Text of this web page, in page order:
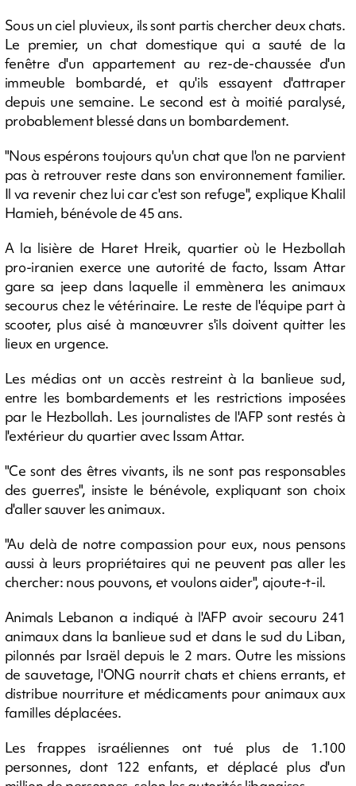
Sous un ciel pluvieux, ils sont partis chercher deux chats.
Le premier, un chat domestique qui a sauté de la
fenêtre d'un appartement au rez-de-chaussée d'un
immeuble bombardé, et qu'ils essayent d'attraper
depuis une semaine. Le second est à moitié paralysé,
probablement blessé dans un bombardement.
"Nous espérons toujours qu'un chat que l'on ne parvient
pas à retrouver reste dans son environnement familier.
Il va revenir chez lui car c'est son refuge", explique Khalil
Hamieh, bénévole de 45 ans.
A la lisière de Haret Hreik, quartier où le Hezbollah
pro-iranien exerce une autorité de facto, Issam Attar
gare sa jeep dans laquelle il emmènera les animaux
secourus chez le vétérinaire. Le reste de l'équipe part à
scooter, plus aisé à manœuvrer s'ils doivent quitter les
lieux en urgence.
Les médias ont un accès restreint à la banlieue sud,
entre les bombardements et les restrictions imposées
par le Hezbollah. Les journalistes de l'AFP sont restés à
l'extérieur du quartier avec Issam Attar.
"Ce sont des êtres vivants, ils ne sont pas responsables
des guerres", insiste le bénévole, expliquant son choix
d'aller sauver les animaux.
"Au delà de notre compassion pour eux, nous pensons
aussi à leurs propriétaires qui ne peuvent pas aller les
chercher: nous pouvons, et voulons aider", ajoute-t-il.
Animals Lebanon a indiqué à l'AFP avoir secouru 241
animaux dans la banlieue sud et dans le sud du Liban,
pilonnés par Israël depuis le 2 mars. Outre les missions
de sauvetage, l'ONG nourrit chats et chiens errants, et
distribue nourriture et médicaments pour animaux aux
familles déplacées.
Les frappes israéliennes ont tué plus de 1.100
personnes, dont 122 enfants, et déplacé plus d'un